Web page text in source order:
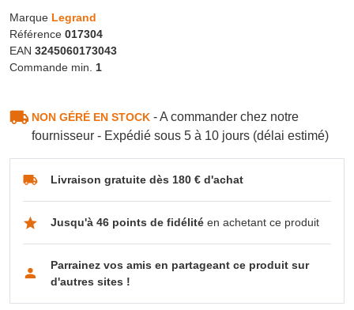
Marque Legrand
Référence 017304
EAN 3245060173043
Commande min. 1
NON GÉRÉ EN STOCK- A commander chez notre
fournisseur - Expédié sous 5 à 10 jours (délai estimé)
Livraison gratuite dès 180 € d'achat
Jusqu'à 46 points de fidélitéen achetant ce produit
Parrainez vos amis en partageant ce produit sur
d'autres sites !